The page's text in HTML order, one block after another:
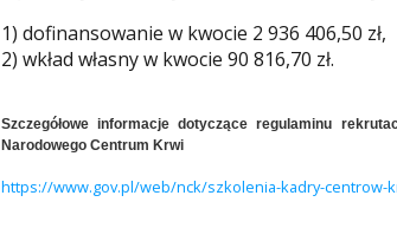
1) dofinansowanie w kwocie 2 936 406,50 zł,
2) wkład własny w kwocie 90 816,70 zł.
Szczegółowe informacje dotyczące regulaminu
Narodowego Centrum Krwi
https://www.gov.pl/web/nck/szkolenia-kadry-centrow-